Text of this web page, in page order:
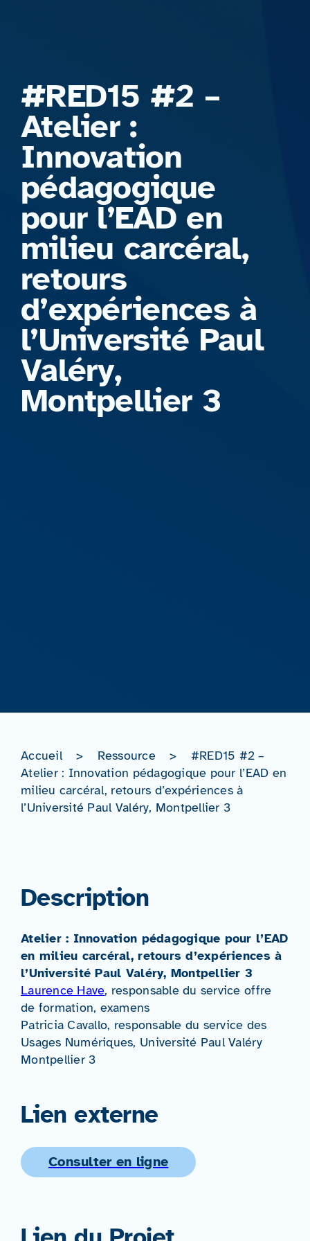
#RED15 #2 –
Atelier :
Innovation
pédagogique
pour l’EAD en
milieu carcéral,
retours
d’expériences à
l’Université Paul
Valéry,
Montpellier 3
Accueil > Ressource >
#RED15 #2 –
Atelier : Innovation pédagogique pour l’EAD en
milieu carcéral, retours d’expériences à
l’Université Paul Valéry, Montpellier 3
Description
Atelier : Innovation pédagogique pour l’EAD
en milieu carcéral, retours d’expériences à
l’Université Paul Valéry, Montpellier 3
Laurence Have, responsable du service offre
de formation, examens
Patricia Cavallo, responsable du service des
Usages Numériques, Université Paul Valéry
Montpellier 3
Lien externe
Consulter en ligne